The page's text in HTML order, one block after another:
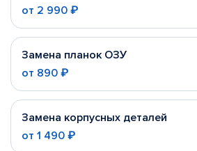
от 2 990 ₽
Замена планок ОЗУ
от 890 ₽
Замена корпусных деталей
от 1 490 ₽